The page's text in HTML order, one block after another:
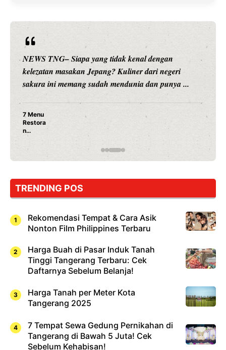
NEWS TNG– Siapa sangka, dua nama besar di dunia
hiburan, Nunung Srimulat dan Vicky Prasetyo, kini
merambah dunia kuliner dengan ...
Nunung Srimulat & Vicky Prasetyo Buka Restoran
Rahasia Mami Bikin Nagih!
TRENDING POS
Rekomendasi Tempat & Cara Asik
Nonton Film Philippines Terbaru
Harga Buah di Pasar Induk Tanah
Tinggi Tangerang Terbaru: Cek
Daftarnya Sebelum Belanja!
Harga Tanah per Meter Kota
Tangerang 2025
7 Tempat Sewa Gedung Pernikahan di
Tangerang di Bawah 5 Juta! Cek
Sebelum Kehabisan!